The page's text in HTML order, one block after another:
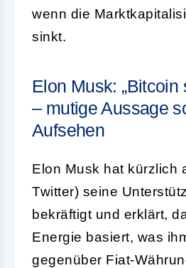
wenn die
sinkt.
Elon Musk: „Bitcoin
– mutige Aussage
Aufsehen
Elon Musk hat kürzlich
Twitter) seine
bekräftigt und erklärt,
Energie basiert, was
gegenüber Fiat-